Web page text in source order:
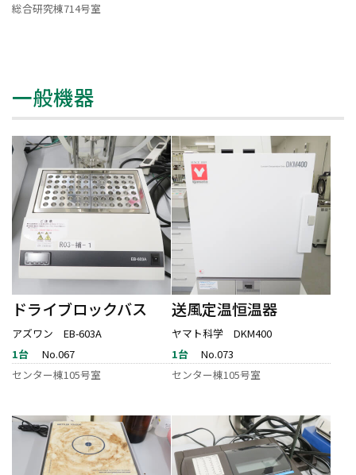
総合研究棟714号室
一般機器
ドライブロックバス
アズワン EB-603A
1台
No.067
センター棟105号室
送風定温恒温器
ヤマト科学 DKM400
1台
No.073
センター棟105号室